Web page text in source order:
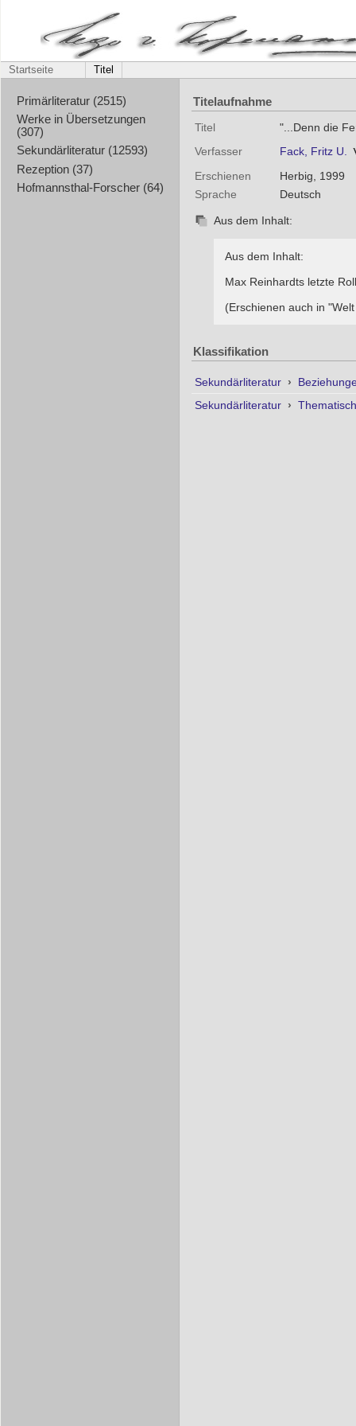
Startseite Titel
Primärliteratur (2515)
Werke in Übersetzungen
(307)
Sekundärliteratur (12593)
Rezeption (37)
Hofmannsthal-Forscher (64)
Titelaufnahme
Titel
"...Denn die
Verfasser
Fack, Fritz U.
Erschienen
Herbig, 1999
Sprache
Deutsch
Aus dem Inhalt:
Aus dem Inhalt:
Max Reinhardts letzte
(Erschienen auch in
Klassifikation
Sekundärliteratur ›
Sekundärliteratur ›